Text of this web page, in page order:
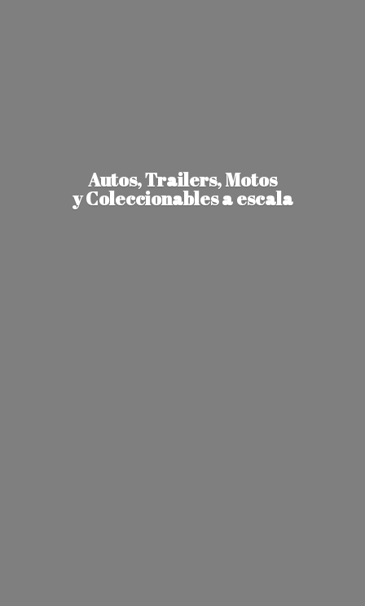
Autos, Trailers, Motos
y Coleccionablesa escala